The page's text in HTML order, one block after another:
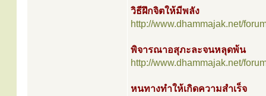
วิธีฝึกจิตให้มีพลัง
http://www.dhammajak.net/
พิจารณาอสุภะละจนหลุดพ้น
http://www.dhammajak.net/
หนทางทำให้เกิดความสำเร็จ